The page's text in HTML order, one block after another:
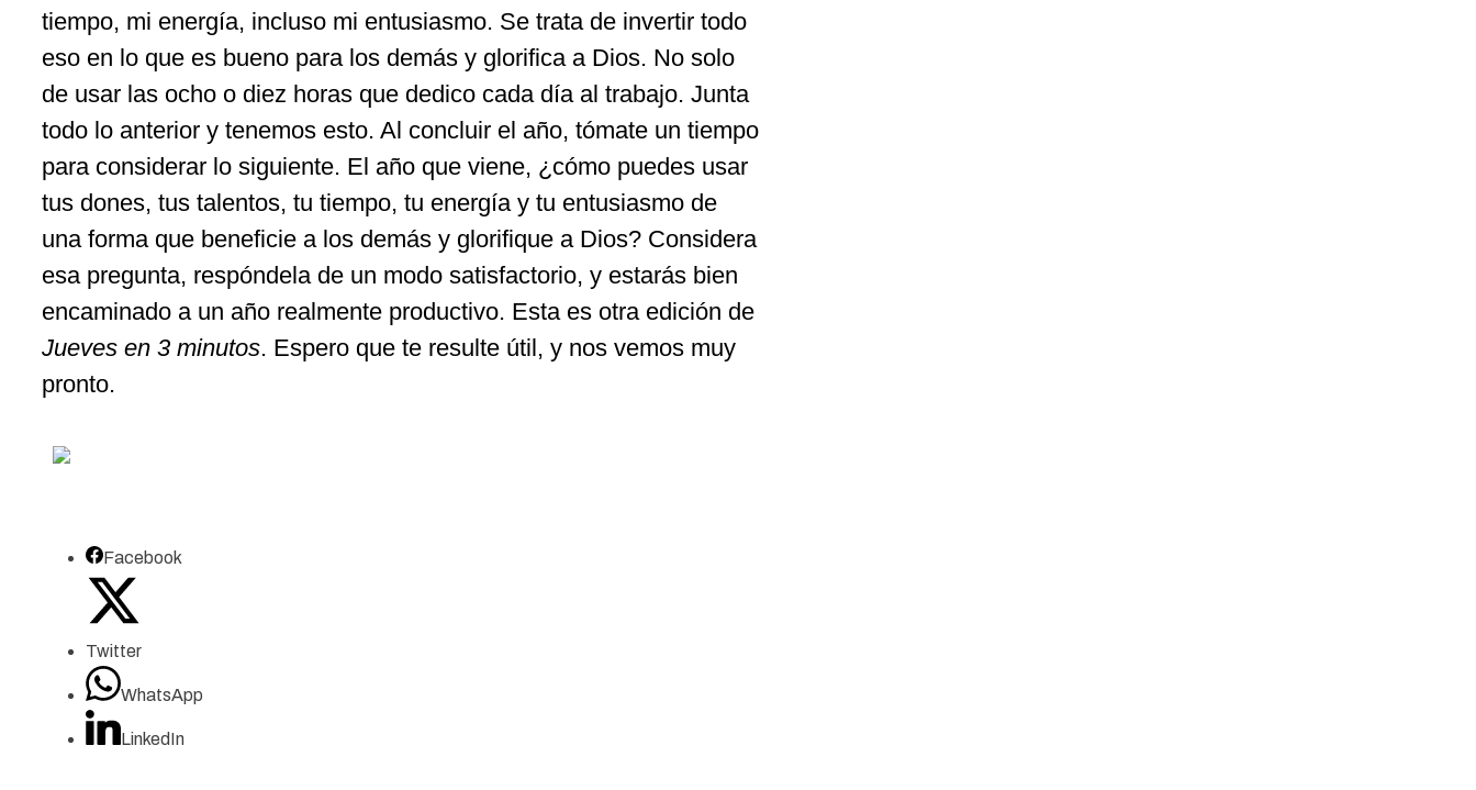
tiempo, mi energía, incluso mi entusiasmo. Se trata de invertir todo
eso en lo que es bueno para los demás y glorifica a Dios. No solo
de usar las ocho o diez horas que dedico cada día al trabajo. Junta
todo lo anterior y tenemos esto. Al concluir el año, tómate un tiempo
para considerar lo siguiente. El año que viene, ¿cómo puedes usar
tus dones, tus talentos, tu tiempo, tu energía y tu entusiasmo de
una forma que beneficie a los demás y glorifique a Dios? Considera
esa pregunta, respóndela de un modo satisfactorio, y estarás bien
encaminado a un año realmente productivo. Esta es otra edición de
Jueves en 3 minutos. Espero que te resulte útil, y nos vemos muy
pronto.
Facebook
Twitter
WhatsApp
LinkedIn